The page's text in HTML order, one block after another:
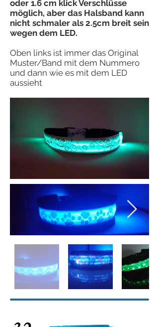
oder 1.6 cm klick Verschlüsse
möglich, aber das Halsband kann
nicht schmaler als 2.5cm breit sein
wegen dem LED.
Oben links ist immer das Original
Muster/Band mit dem Nummero
und dann wie es mit dem LED
aussieht